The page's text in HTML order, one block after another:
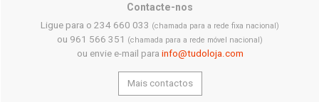
Contacte-nos
Ligue para o 234 660 033 (chamada para a rede fixa nacional)
ou 961 566 351 (chamada para a rede móvel nacional)
ou envie e-mail para info@tudoloja.com
Mais contactos